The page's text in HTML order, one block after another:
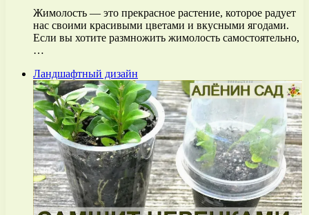
Жимолость — это прекрасное растение, которое радует
нас своими красивыми цветами и вкусными ягодами.
Если вы хотите размножить жимолость самостоятельно,
…
Ландшафтный дизайн